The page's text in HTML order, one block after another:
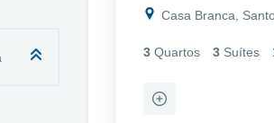
Casa Branca,
3 Quartos 3 Suítes